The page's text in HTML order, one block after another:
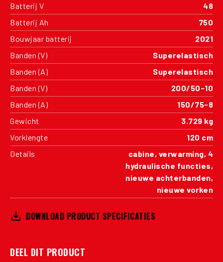
Batterij V
48
Batterij Ah
750
Bouwjaar batterij
2021
Banden (V)
Superelastisch
Banden (A)
Superelastisch
Banden (V)
200/50-10
Banden (A)
150/75-8
Gewicht
3.729 kg
Vorklengte
120 cm
Details
cabine, verwarming, 4
hydraulische functies,
nieuwe achterbanden,
nieuwe vorken
DOWNLOAD PRODUCT SPECIFICATIES
DEEL DIT PRODUCT